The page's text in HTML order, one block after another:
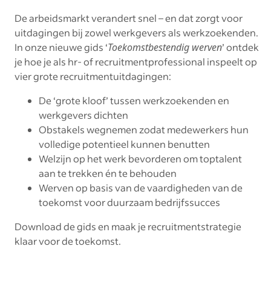
De arbeidsmarkt verandert snel – en dat zorgt voor
uitdagingen bij zowel werkgevers als werkzoekenden.
In onze nieuwe gids ‘Toekomstbestendig werven’ ontdek
je hoe je als hr- of recruitmentprofessional inspeelt op
vier grote recruitmentuitdagingen:
De ‘grote kloof’ tussen werkzoekenden en
werkgevers dichten
Obstakels wegnemen zodat medewerkers hun
volledige potentieel kunnen benutten
Welzijn op het werk bevorderen om toptalent
aan te trekken én te behouden
Werven op basis van de vaardigheden van de
toekomst voor duurzaam bedrijfssucces
Download de gids en maak je recruitmentstrategie
klaar voor de toekomst.